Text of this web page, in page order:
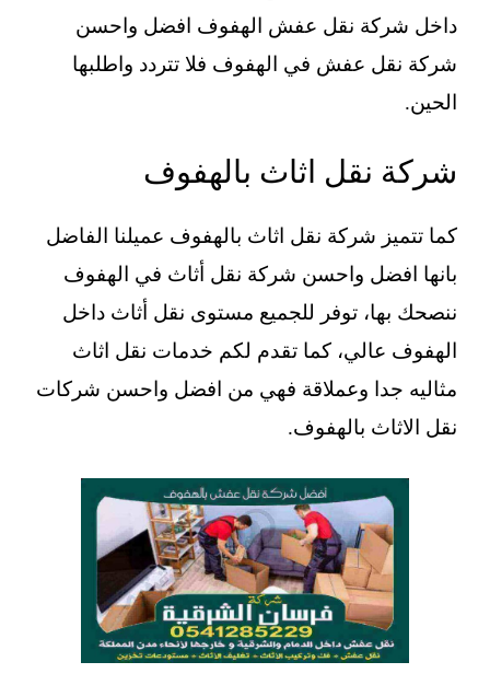
داخل شركة نقل عفش الهفوف افضل واحسن
شركة نقل عفش في الهفوف فلا تتردد واطلبها
الحين.
شركة نقل اثاث بالهفوف
كما تتميز شركة نقل اثاث بالهفوف عميلنا الفاضل
بانها افضل واحسن شركة نقل أثاث في الهفوف
ننصحك بها، توفر للجميع مستوى نقل أثاث داخل
الهفوف عالي، كما تقدم لكم خدمات نقل اثاث
مثاليه جدا وعملاقة فهي من افضل واحسن شركات
نقل الاثاث بالهفوف.